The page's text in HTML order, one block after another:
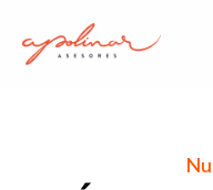
contenido